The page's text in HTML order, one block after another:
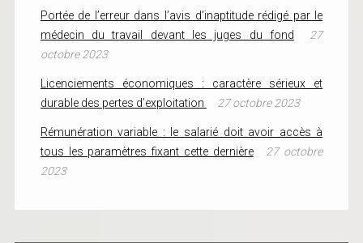
Portée de l’erreur dans l’avis d’inaptitude rédigé par le
médecin du travail devant les juges du fond
27
octobre 2023
Licenciements économiques : caractère sérieux et
durable des pertes d’exploitation
27 octobre 2023
Rémunération variable : le salarié doit avoir accès à
tous les paramètres fixant cette dernière
27 octobre
2023